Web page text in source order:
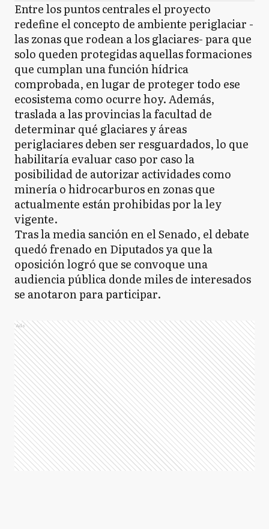
Entre los puntos centrales el proyecto
redefine el concepto de ambiente periglaciar -
las zonas que rodean a los glaciares- para que
solo queden protegidas aquellas formaciones
que cumplan una función hídrica
comprobada, en lugar de proteger todo ese
ecosistema como ocurre hoy. Además,
traslada a las provincias la facultad de
determinar qué glaciares y áreas
periglaciares deben ser resguardados, lo que
habilitaría evaluar caso por caso la
posibilidad de autorizar actividades como
minería o hidrocarburos en zonas que
actualmente están prohibidas por la ley
vigente.
Tras la media sanción en el Senado, el debate
quedó frenado en Diputados ya que la
oposición logró que se convoque una
audiencia pública donde miles de interesados
se anotaron para participar.
Ads